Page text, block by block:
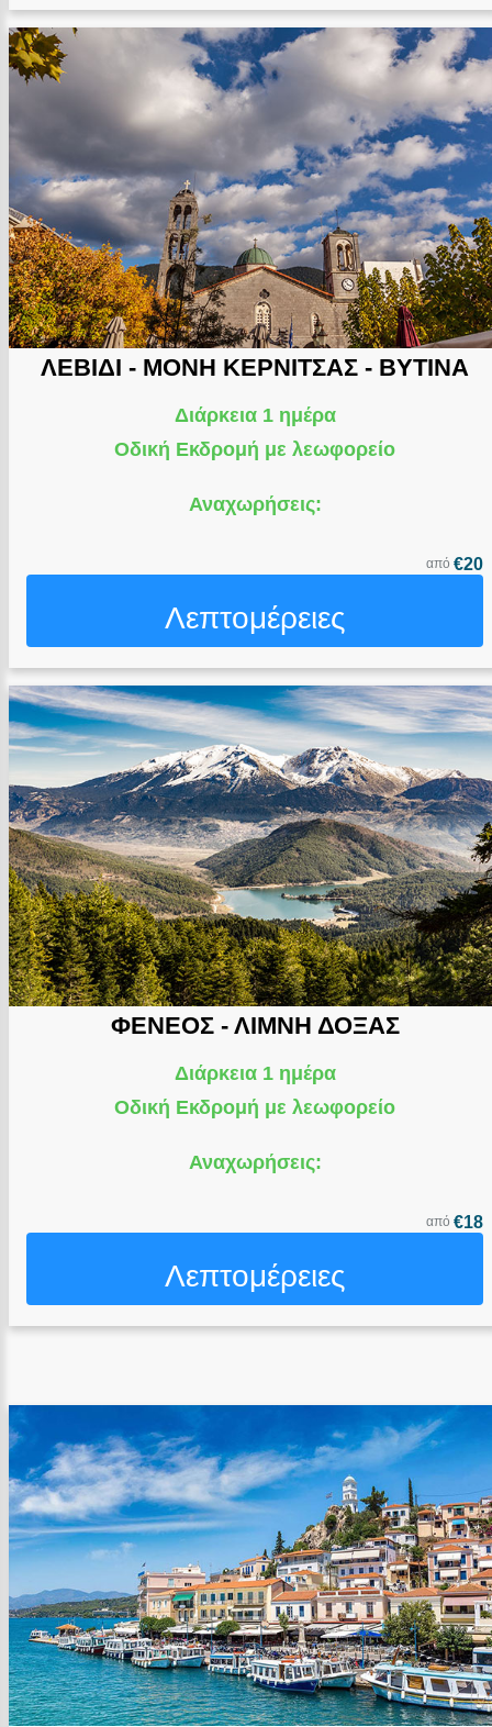
ΛΕΒΙΔΙ - ΜΟΝΗ ΚΕΡΝΙΤΣΑΣ - ΒΥΤΙΝΑ
Διάρκεια 1 ημέρα
Οδική Εκδρομή με λεωφορείο
Αναχωρήσεις:
από €20
Λεπτομέρειες
ΦΕΝΕΟΣ - ΛΙΜΝΗ ΔΟΞΑΣ
Διάρκεια 1 ημέρα
Οδική Εκδρομή με λεωφορείο
Αναχωρήσεις:
από €18
Λεπτομέρειες